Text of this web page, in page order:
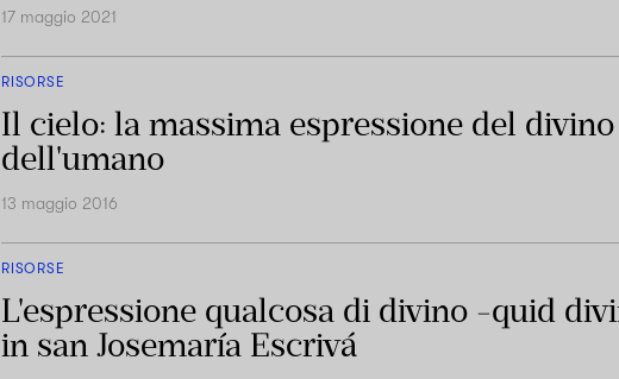
17 maggio 2021
RISORSE
Il cielo: la massima espressione del
dell'umano
13 maggio 2016
RISORSE
L'espressione qualcosa di divino -quid
in san Josemaría Escrivá